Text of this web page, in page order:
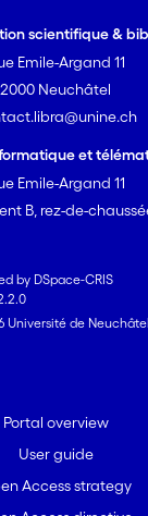
scientifique &
Emile-Argand 11
2000 Neuchâtel
et
Emile-Argand 11
B, rez-de-
by DSpace-CRIS
Université de Neuchâtel
Portal overview
User guide
Access strategy